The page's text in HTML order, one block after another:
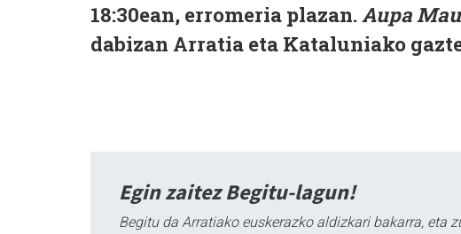
18:30ean, erromeria plazan.Aupa
dabizan Arratia eta Kataluniako
Egin zaitez Begitu-lagun!
Begitu da Arratiako euskerazko aldizkari bakarra, eta